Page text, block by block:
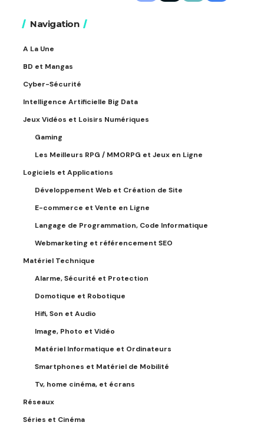
Navigation
A La Une
BD et Mangas
Cyber-Sécurité
Intelligence Artificielle Big Data
Jeux Vidéos et Loisirs Numériques
Gaming
Les Meilleurs RPG / MMORPG et Jeux en Ligne
Logiciels et Applications
Développement Web et Création de Site
E-commerce et Vente en Ligne
Langage de Programmation, Code Informatique
Webmarketing et référencement SEO
Matériel Technique
Alarme, Sécurité et Protection
Domotique et Robotique
Hifi, Son et Audio
Image, Photo et Vidéo
Matériel Informatique et Ordinateurs
Smartphones et Matériel de Mobilité
Tv, home cinéma, et écrans
Réseaux
Séries et Cinéma